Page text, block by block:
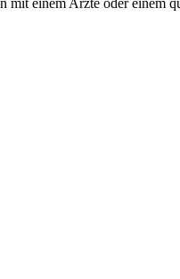
einem Arzte oder einem